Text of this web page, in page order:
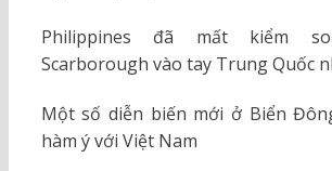
Philippines đã mất kiểm
Scarborough vào tay Trung Quốc
Một số diễn biến mới ở Biển
hàm ý với Việt Nam